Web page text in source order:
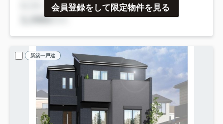
会員登録をして限定物件を見る
新築一戸建